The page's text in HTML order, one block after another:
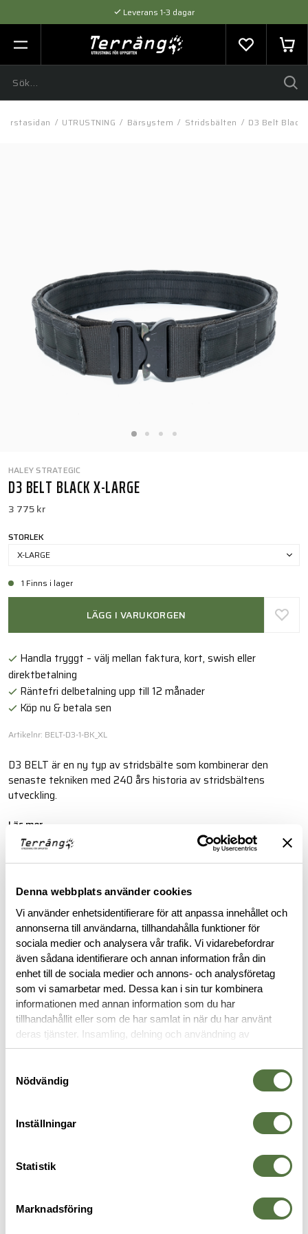
Denna webbplats använder cookies
Vi använder enhetsidentifierare för att anpassa innehållet och
annonserna till användarna, tillhandahålla funktioner för
sociala medier och analysera vår trafik. Vi vidarebefordrar
även sådana identifierare och annan information från din
enhet till de sociala medier och annons- och analysföretag
som vi samarbetar med. Dessa kan i sin tur kombinera
informationen med annan information som du har
tillhandahållit eller som de har samlat in när du har använt
deras tjänster. Insamling, delning och användning av
personuppgifter kan användas för personalisering av
Nödvändig
Inställningar
Statistik
Marknadsföring
Leverans 1-3 dagar
Flexibel betalning med SVEA
Expertråd & Kvalitetsprodukter
Förstasidan / UTRUSTNING / Bärsystem / Stridsbälten / D3 Belt Black
HALEY STRATEGIC
D3 BELT BLACK X-LARGE
3 775 kr
STORLEK
X-LARGE
1 Finns i lager
LÄGG I VARUKORGEN
Handla tryggt – välj mellan faktura, kort, swish eller
direktbetalning
Räntefri delbetalning upp till 12 månader
Köp nu & betala sen
Artikelnr: BELT-D3-1-BK_XL
D3 BELT är en ny typ av stridsbälte som kombinerar den
senaste tekniken med 240 års historia av stridsbältens
utveckling.
Läs mer
STORLEKSGUIDE
RECENSIONER
OM VARUMÄRKET
STRIDSBÄLTEN